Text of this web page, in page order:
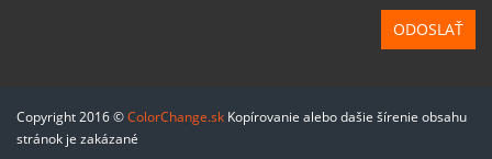
ODOSLAŤ
Copyright 2016 ©ColorChange.sk Kopírovanie alebo dašie šírenie obsahu
stránok je zakázané